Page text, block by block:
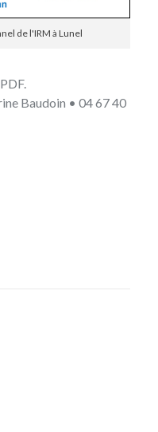
de l'IRM à Lunel
.
Baudoin • 04 67 40